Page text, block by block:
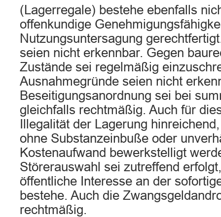
(Lagerregale) bestehe ebenfalls
offenkundige
Nutzungsuntersagung
seien nicht erkennbar. Gegen
Zustände sei regelmäßig
Ausnahmegründe seien nicht
Beseitigungsanordnung sei bei
gleichfalls rechtmäßig. Auch für
Illegalität der Lagerung
ohne Substanzeinbuße oder
Kostenaufwand bewerkstelligt
Störerauswahl sei zutreffend
öffentliche Interesse an der
bestehe. Auch die
rechtmäßig.